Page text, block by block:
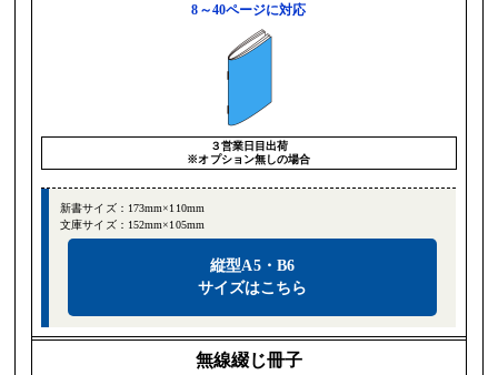
8～40ページに対応
３営業日目出荷
※オプション無しの場合
新書サイズ：173mm×110mm
文庫サイズ：152mm×105mm
縦型A5・B6
サイズはこちら
無線綴じ冊子